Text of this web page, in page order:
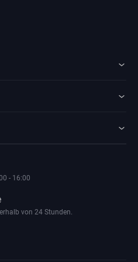
- 16:00
von 24 Stunden.